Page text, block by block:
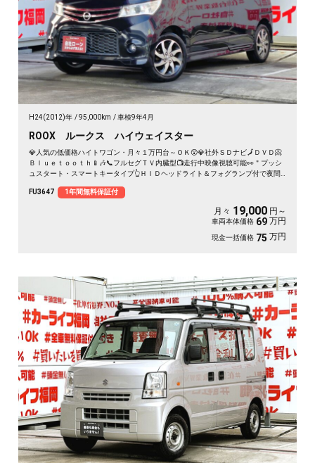
H24(2012)年 95,000km 車検9年4月
ROOX ルークス ハイウェイスター
💎人気の低価格ハイトワゴン・月々１万円台～ＯＫ😲💎社外ＳＤナビ🗾ＤＶＤ📀
Ｂｌｕｅｔｏｏｔｈ📱🎶📞フルセグＴＶ内臓型📺走行中映像視聴可能👀＂プッシ
ュスタート・スマートキータイプ👆ＨＩＤヘッドライト＆フォグランプ付で夜間
🎉
FU3647 1年間無料保証付
月々 19,000 円～
車両本体価格 69 万円
現金一括価格 75 万円